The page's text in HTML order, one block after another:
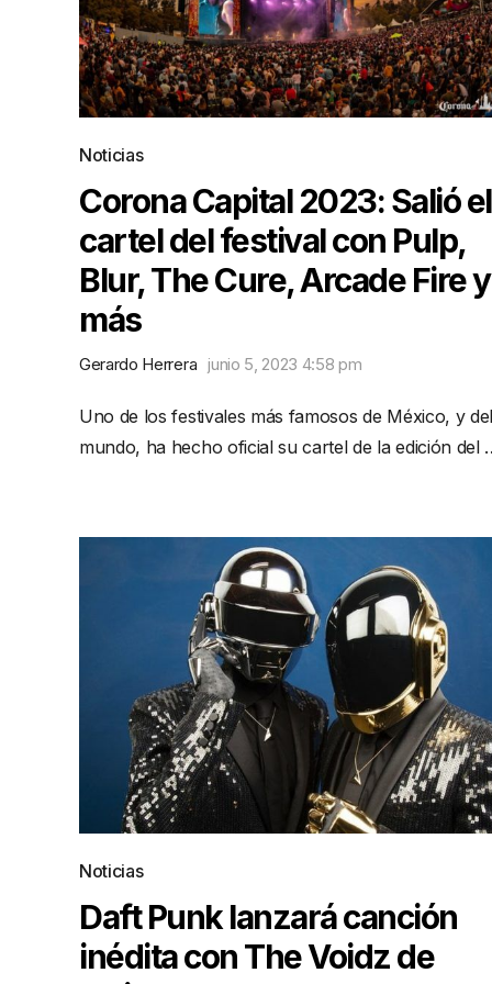
Noticias
Corona Capital 2023: Salió el
cartel del festival con Pulp,
Blur, The Cure, Arcade Fire y
más
Gerardo Herrera junio 5, 2023 4:58 pm
Uno de los festivales más famosos de México, y del
mundo, ha hecho oficial su cartel de la edición del
Noticias
Daft Punk lanzará canción
inédita con The Voidz de